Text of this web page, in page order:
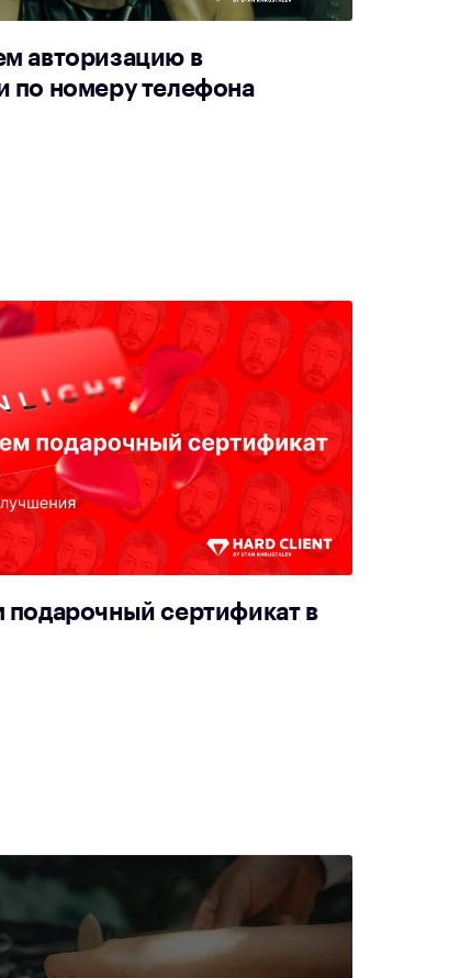
авторизацию в
по номеру телефона
подарочный сертификат в